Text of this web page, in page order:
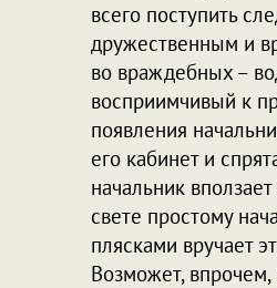
всего поступить
дружественным и
во враждебных –
восприимчивый к
появления
его кабинет и
начальник
свете простому
плясками вручает
Возможет, впрочем,